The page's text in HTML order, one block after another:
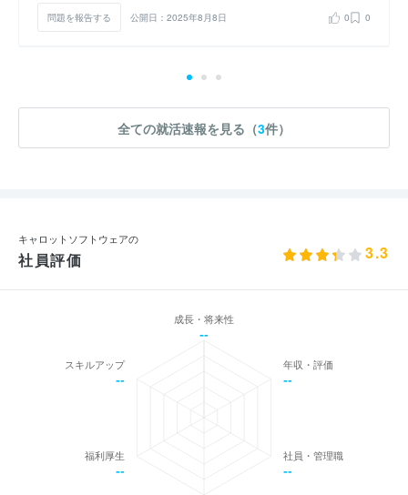
問題を報告する 公開日：2025年8月8日 0 0
全ての就活速報を見る（3件）
キャロットソフトウェアの
社員評価 3.3
成長・将来性
--
年収・評価
--
社員・管理職
--
福利厚生
--
スキルアップ
--